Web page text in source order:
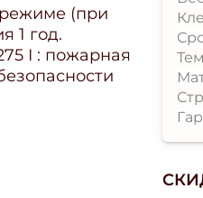
(при
1 год.
I : пожарная